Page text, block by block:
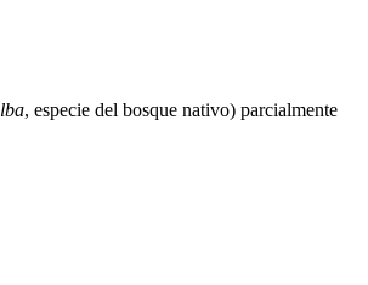
, especie del bosque nativo) parcialmente